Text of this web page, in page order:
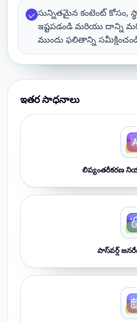
✓ సున్నితమైన కంటెంట్ కోసం,
ఇష్టపడండి మరియు దాన్ని
ముందు ఫలితాన్ని
ఇతర సాధనాలు
లిప్యంతరీకరణ
పాస్‌వర్డ్